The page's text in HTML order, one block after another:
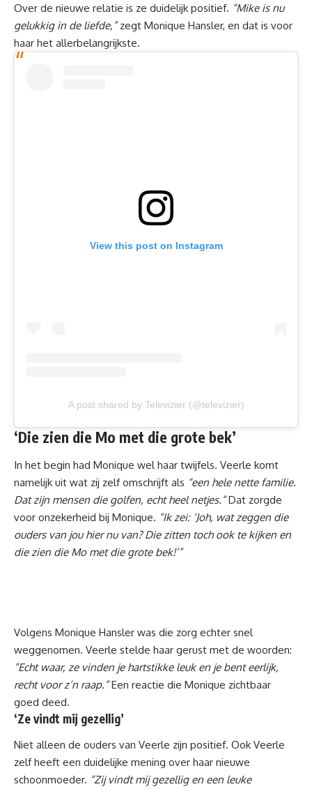
Over de nieuwe relatie is ze duidelijk positief. “Mike is nu
gelukkig in de liefde,”zegt Monique Hansler, en dat is voor
haar het allerbelangrijkste.
View this post on Instagram
A post shared by Televizier (@televizier)
‘Die zien die Mo met die grote bek’
In het begin had Monique wel haar twijfels. Veerle komt
namelijk uit wat zij zelf omschrijft als “een hele nette familie.
Dat zijn mensen die golfen, echt heel netjes.”Dat zorgde
voor onzekerheid bij Monique. “Ik zei: ‘Joh, wat zeggen die
ouders van jou hier nu van? Die zitten toch ook te kijken en
die zien die Mo met die grote bek!’”
Volgens Monique Hansler was die zorg echter snel
weggenomen. Veerle stelde haar gerust met de woorden:
“Echt waar, ze vinden je hartstikke leuk en je bent eerlijk,
recht voor z’n raap.”Een reactie die Monique zichtbaar
goed deed.
‘Ze vindt mij gezellig’
Niet alleen de ouders van Veerle zijn positief. Ook Veerle
zelf heeft een duidelijke mening over haar nieuwe
schoonmoeder. “Zij vindt mij gezellig en een leuke